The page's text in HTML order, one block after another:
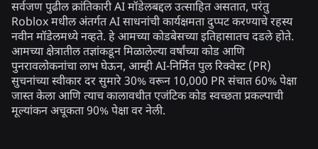
सर्वजण पुढील क्रांतिकारी AI मॉडेलबद्दल उत्साहित असतात, परंतु
Roblox मधील अंतर्गत AI साधनांची कार्यक्षमता दुप्पट करण्याचे रहस्य
नवीन मॉडेलमध्ये नव्हते. हे आमच्या कोडबेसच्या इतिहासातच दडले होते.
आमच्या क्षेत्रातील तज्ञांकडून मिळालेल्या वर्षांच्या कोड आणि
पुनरावलोकनांचा लाभ घेऊन, आम्ही AI-निर्मित पुल रिक्वेस्ट (PR)
सुचनांच्या स्वीकार दर सुमारे 30% वरून 10,000 PR संचात 60% पेक्षा
जास्त केला आणि त्याच कालावधीत एजंटिक कोड स्वच्छता प्रकल्पाची
मूल्यांकन अचूकता 90% पेक्षा वर नेली.